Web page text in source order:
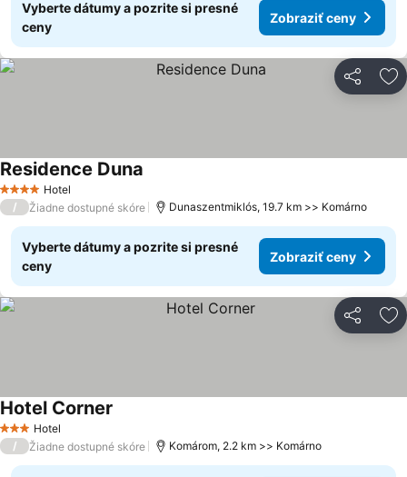
Vyberte dátumy a pozrite si presné
ceny
Zobraziť ceny
Zdieľať
4 Počet hviezdičiek
Hotel
Residence Duna
/ Žiadne dostupné skóre Dunaszentmiklós, 19.7 km >> Komárno
Vyberte dátumy a pozrite si presné
ceny
Zobraziť ceny
Zdieľať
3 Počet hviezdičiek
Hotel
Hotel Corner
/ Žiadne dostupné skóre Komárom, 2.2 km >> Komárno